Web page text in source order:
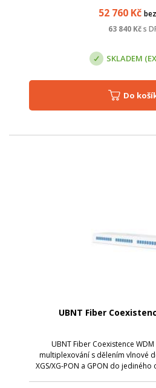
52 760Kč
63 840Kč s
SKLADEM
Do
UBNT Fiber
UBNT Fiber Coexistence
multiplexování s dělením vlnové
XGS/XG-PON a GPON do